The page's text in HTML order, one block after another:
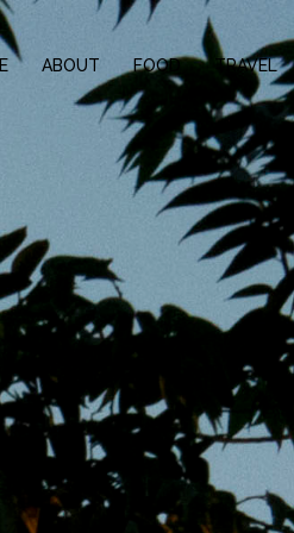
ABOUT FOOD TRAVEL